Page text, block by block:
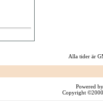
Alla tider är
Powered
Copyright